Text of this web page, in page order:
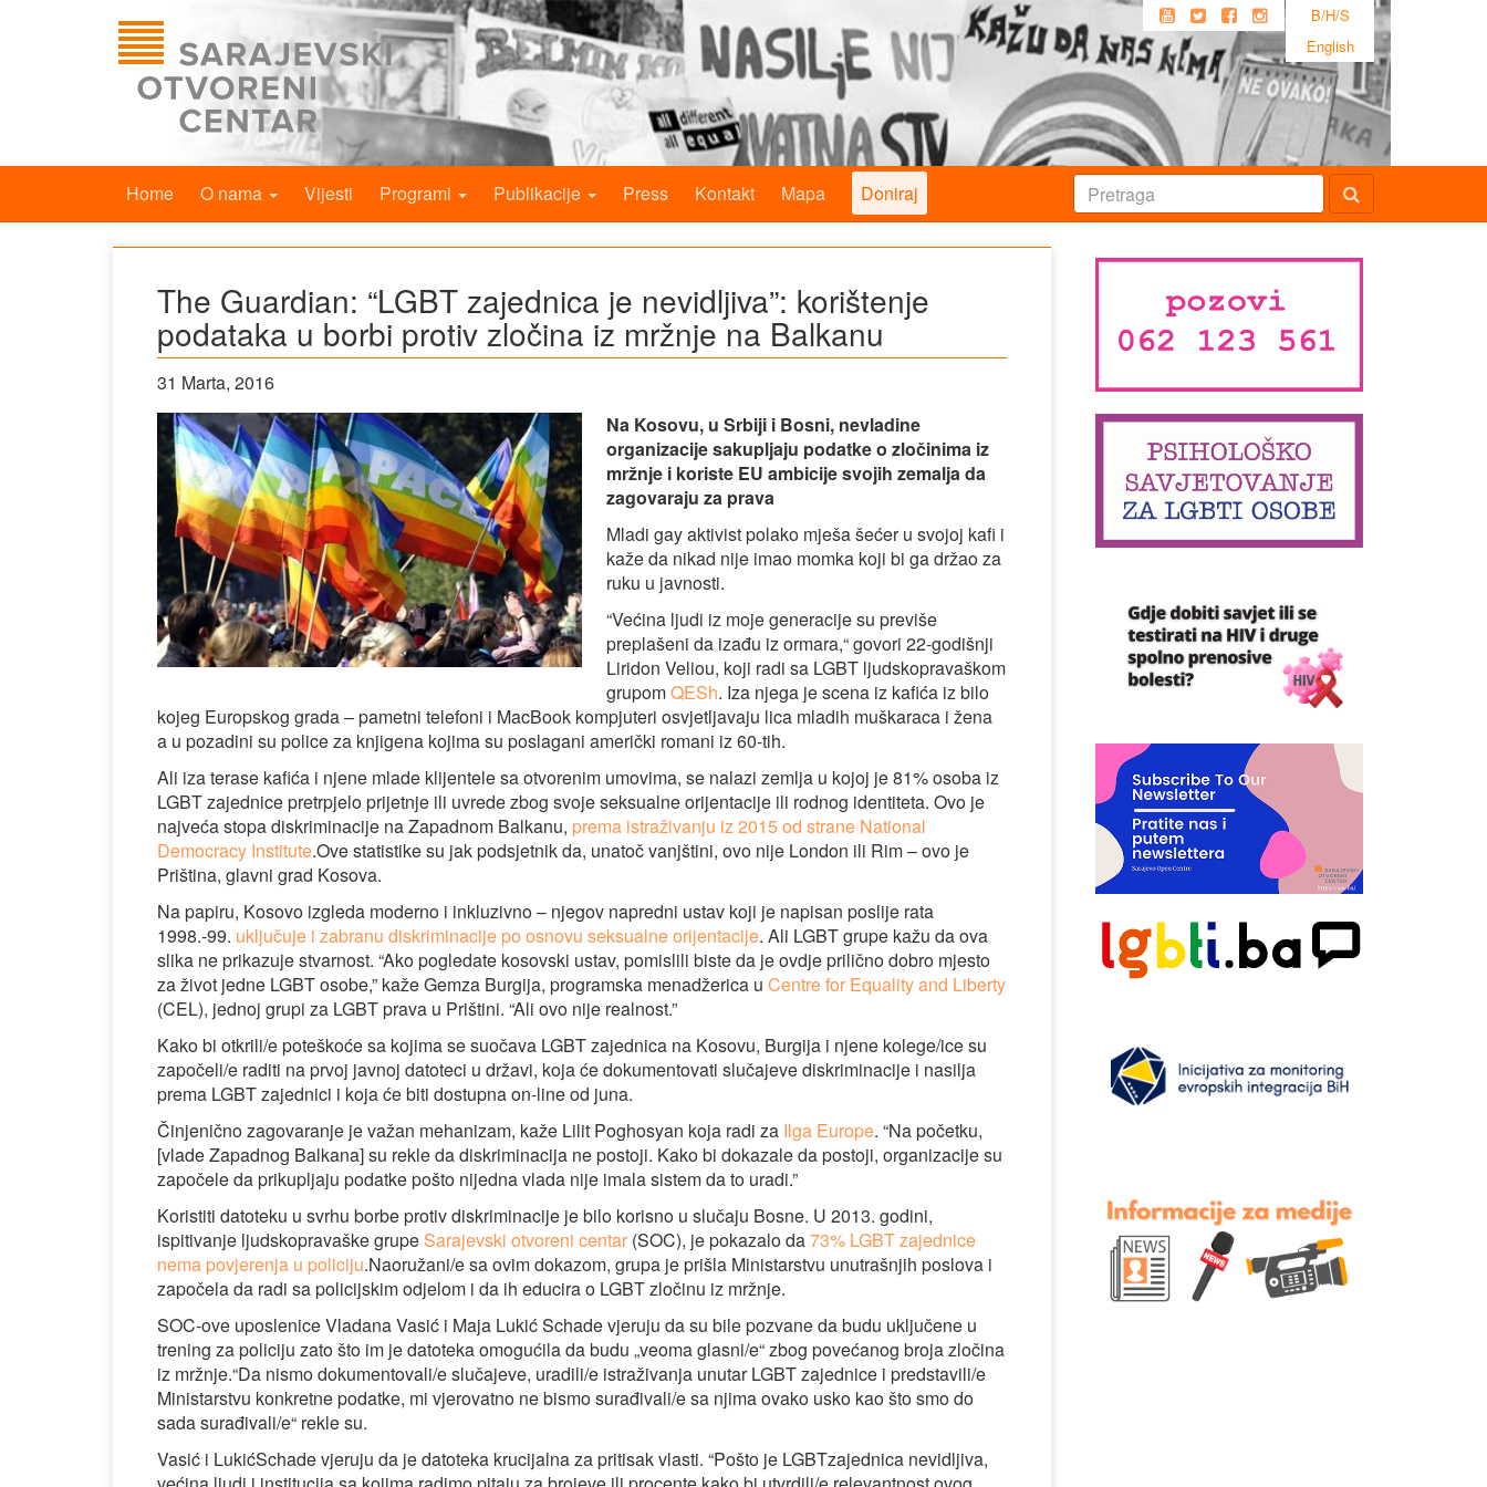
B/H/S
English
Home O nama Vijesti Programi Publikacije Press Kontakt Mapa Doniraj
The Guardian: “LGBT zajednica je nevidljiva”: korištenje
podataka u borbi protiv zločina iz mržnje na Balkanu
31 Marta, 2016
Na Kosovu, u Srbiji i Bosni, nevladine
organizacije sakupljaju podatke o zločinima iz
mržnje i koriste EU ambicije svojih zemalja da
zagovaraju za prava
Mladi gay aktivist polako mješa šećer u svojoj kafi i
kaže da nikad nije imao momka koji bi ga držao za
ruku u javnosti.
“Većina ljudi iz moje generacije su previše
preplašeni da izađu iz ormara,“ govori 22-godišnji
Liridon Veliou, koji radi sa LGBT ljudskopravaškom
grupomQESh. Iza njega je scena iz kafića iz bilo
kojeg Europskog grada – pametni telefoni i MacBook kompjuteri osvjetljavaju lica mladih muškaraca i žena
a u pozadini su police za knjigena kojima su poslagani američki romani iz 60-tih.
Ali iza terase kafića i njene mlade klijentele sa otvorenim umovima, se nalazi zemlja u kojoj je 81% osoba iz
LGBT zajednice pretrpjelo prijetnje ili uvrede zbog svoje seksualne orijentacije ili rodnog identiteta. Ovo je
najveća stopa diskriminacije na Zapadnom Balkanu, prema istraživanju iz 2015 od strane National
Democracy Institute.Ove statistike su jak podsjetnik da, unatoč vanjštini, ovo nije London ili Rim – ovo je
Priština, glavni grad Kosova.
Na papiru, Kosovo izgleda moderno i inkluzivno – njegov napredni ustav koji je napisan poslije rata
1998.-99. uključuje i zabranu diskriminacije po osnovu seksualne orijentacije. Ali LGBT grupe kažu da ova
slika ne prikazuje stvarnost. “Ako pogledate kosovski ustav, pomislili biste da je ovdje prilično dobro mjesto
za život jedne LGBT osobe,” kaže Gemza Burgija, programska menadžerica u Centre for Equality and Liberty
(CEL), jednoj grupi za LGBT prava u Prištini. “Ali ovo nije realnost.”
Kako bi otkrili/e poteškoće sa kojima se suočava LGBT zajednica na Kosovu, Burgija i njene kolege/ice su
započeli/e raditi na prvoj javnoj datoteci u državi, koja će dokumentovati slučajeve diskriminacije i nasilja
prema LGBT zajednici i koja će biti dostupna on-line od juna.
Činjenično zagovaranje je važan mehanizam, kaže Lilit Poghosyan koja radi za Ilga Europe. “Na početku,
[vlade Zapadnog Balkana] su rekle da diskriminacija ne postoji. Kako bi dokazale da postoji, organizacije su
započele da prikupljaju podatke pošto nijedna vlada nije imala sistem da to uradi.”
Koristiti datoteku u svrhu borbe protiv diskriminacije je bilo korisno u slučaju Bosne. U 2013. godini,
ispitivanje ljudskopravaške grupe Sarajevski otvoreni centar (SOC), je pokazalo da73% LGBT zajednice
nema povjerenja u policiju.Naoružani/e sa ovim dokazom, grupa je prišla Ministarstvu unutrašnjih poslova i
započela da radi sa policijskim odjelom i da ih educira o LGBT zločinu iz mržnje.
SOC-ove uposlenice Vladana Vasić i Maja Lukić Schade vjeruju da su bile pozvane da budu uključene u
trening za policiju zato što im je datoteka omogućila da budu „veoma glasni/e“ zbog povećanog broja zločina
iz mržnje.“Da nismo dokumentovali/e slučajeve, uradili/e istraživanja unutar LGBT zajednice i predstavili/e
Ministarstvu konkretne podatke, mi vjerovatno ne bismo surađivali/e sa njima ovako usko kao što smo do
sada surađivali/e“ rekle su.
Vasić i LukićSchade vjeruju da je datoteka krucijalna za pritisak vlasti. “Pošto je LGBTzajednica nevidljiva,